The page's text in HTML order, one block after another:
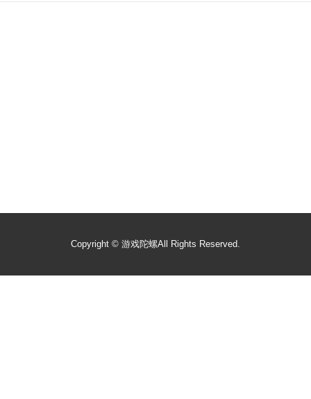
Copyright © 游戏陀螺All Rights Reserved.